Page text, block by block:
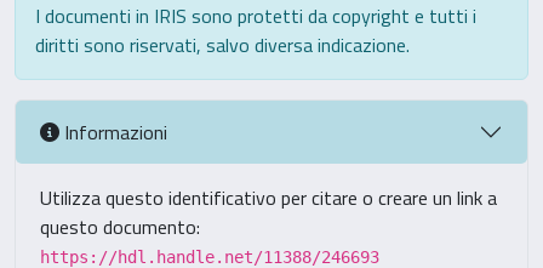
I documenti in IRIS sono protetti da copyright e tutti i
diritti sono riservati, salvo diversa indicazione.
Informazioni
Utilizza questo identificativo per citare o creare un link a
questo documento:
https://hdl.handle.net/11388/246693